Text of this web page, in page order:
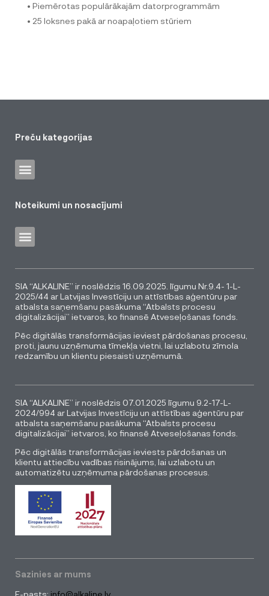
• Piemērotas populārākajām datorprogrammām
• 25 loksnes pakā ar noapaļotiem stūriem
Preču kategorijas
Noteikumi un nosacījumi
SIA “ALKALINE” ir noslēdzis 16.09.2025. līgumu Nr.9.4- 1-L-
2025/44 ar Latvijas Investīciju un attīstības aģentūru par
atbalsta saņemšanu pasākuma “Atbalsts procesu
digitalizācijai” ietvaros, ko finansē Atveseļošanas fonds.
Pēc digitālās transformācijas ieviest pārdošanas procesu,
proti, jaunu uzņēmuma tīmekļa vietni, lai uzlabotu zīmola
redzamību un klientu piesaisti uzņēmumā.
SIA “ALKALINE” ir noslēdzis 07.01.2025 līgumu 9.2-17-L-
2024/994 ar Latvijas Investīciju un attīstības aģentūru par
atbalsta saņemšanu pasākuma “Atbalsts procesu
digitalizācijai” ietvaros, ko finansē Atveseļošanas fonds.
Pēc digitālās transformācijas ieviests pārdošanas un
klientu attiecību vadības risinājums, lai uzlabotu un
automatizētu uzņēmuma pārdošanas procesus.
Sazinies ar mums
E-pasts: info@alkaline.lv